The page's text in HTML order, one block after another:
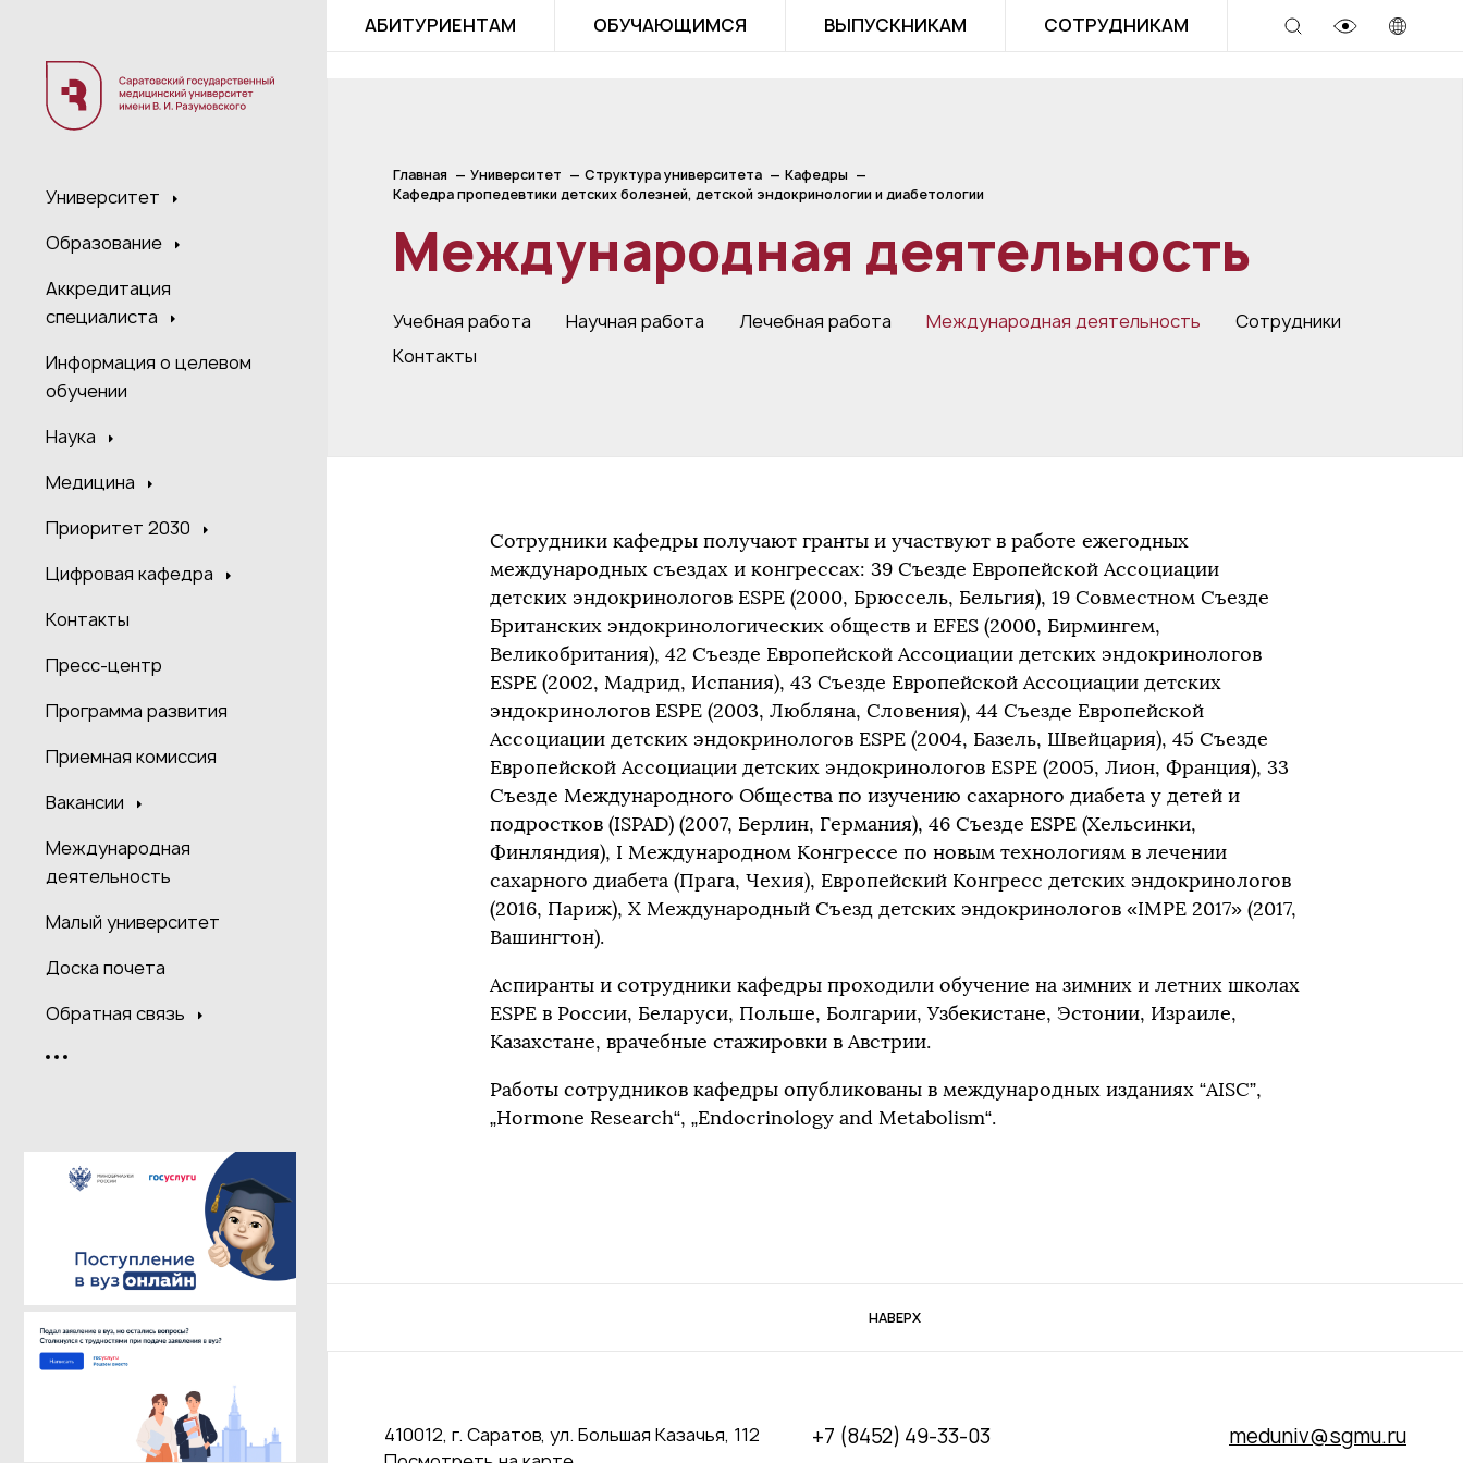
Университет
Образование
Аккредитация
специалиста
Информация о целевом
обучении
Наука
Медицина
Приоритет 2030
Цифровая кафедра
Контакты
Пресс-центр
Программа развития
Приемная комиссия
Вакансии
Международная
деятельность
Малый университет
Доска почета
Обратная связь
АБИТУРИЕНТАМ ОБУЧАЮЩИМСЯ ВЫПУСКНИКАМ СОТРУДНИКАМ
Главная Университет Структура университета
Кафедры
Кафедра пропедевтики детских болезней, детской эндокринологии и диабетологии
Международная деятельность
Учебная работа Научная работа Лечебная работа Международная деятельность
Сотрудники
Контакты
Сотрудники кафедры получают гранты и участвуют в работе ежегодных
международных съездах и конгрессах: 39 Съезде Европейской Ассоциации
детских эндокринологов ESPE (2000, Брюссель, Бельгия), 19 Совместном Съезде
Британских эндокринологических обществ и EFES (2000, Бирмингем,
Великобритания), 42 Съезде Европейской Ассоциации детских эндокринологов
ESPE (2002, Мадрид, Испания), 43 Съезде Европейской Ассоциации детских
эндокринологов ESPE (2003, Любляна, Словения), 44 Съезде Европейской
Ассоциации детских эндокринологов ESPE (2004, Базель, Швейцария), 45 Съезде
Европейской Ассоциации детских эндокринологов ESPE (2005, Лион, Франция), 33
Съезде Международного Общества по изучению сахарного диабета у детей и
подростков (ISPAD) (2007, Берлин, Германия), 46 Съезде ESPE (Хельсинки,
Финляндия), I Международном Конгрессе по новым технологиям в лечении
сахарного диабета (Прага, Чехия), Европейский Конгресс детских эндокринологов
(2016, Париж), X Международный Съезд детских эндокринологов «IMPE 2017» (2017,
Вашингтон).
Аспиранты и сотрудники кафедры проходили обучение на зимних и летних школах
ESPE в России, Беларуси, Польше, Болгарии, Узбекистане, Эстонии, Израиле,
Казахстане, врачебные стажировки в Австрии.
Работы сотрудников кафедры опубликованы в международных изданиях “AISC”,
„Hormone Research“, „Endocrinology and Metabolism“.
НАВЕРХ
410012, г. Саратов, ул. Большая Казачья, 112
+7 (8452) 49-33-03 meduniv@sgmu.ru